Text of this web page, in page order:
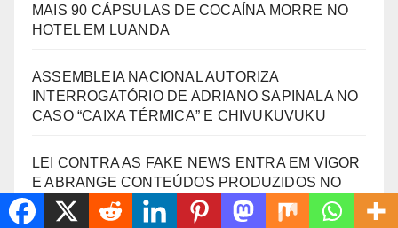
MAIS 90 CÁPSULAS DE COCAÍNA MORRE NO
HOTEL EM LUANDA
ASSEMBLEIA NACIONAL AUTORIZA
INTERROGATÓRIO DE ADRIANO SAPINALA NO
CASO “CAIXA TÉRMICA” E CHIVUKUVUKU
LEI CONTRA AS FAKE NEWS ENTRA EM VIGOR
E ABRANGE CONTEÚDOS PRODUZIDOS NO
ESTRANGEIRO